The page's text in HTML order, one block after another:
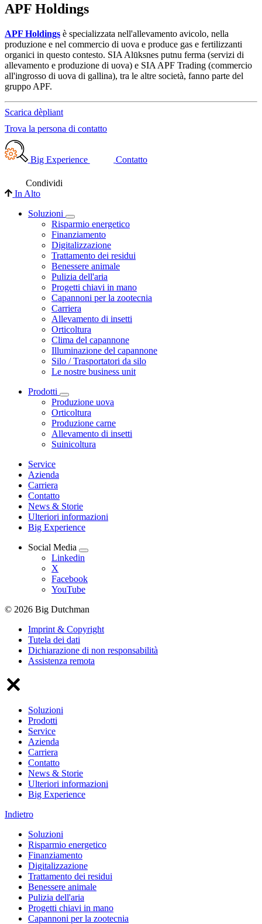
APF Holdings
APF Holdings è specializzata nell'allevamento avicolo, nella
produzione e nel commercio di uova e produce gas e fertilizzanti
organici in questo contesto. SIA Alūksnes putnu ferma (servizi di
allevamento e produzione di uova) e SIA APF Trading (commercio
all'ingrosso di uova di gallina), tra le altre società, fanno parte del
gruppo APF.
Scarica dèpliant
Trova la persona di contatto
Big Experience Contatto
Condividi
In Alto
Soluzioni
Risparmio energetico
Finanziamento
Digitalizzazione
Trattamento dei residui
Benessere animale
Pulizia dell'aria
Progetti chiavi in mano
Capannoni per la zootecnia
Carriera
Allevamento di insetti
Orticoltura
Clima del capannone
Illuminazione del capannone
Silo / Trasportatori da silo
Le nostre business unit
Prodotti
Produzione uova
Orticoltura
Produzione carne
Allevamento di insetti
Suinicoltura
Service
Azienda
Carriera
Contatto
News & Storie
Ulteriori informazioni
Big Experience
Social Media
Linkedin
X
Facebook
YouTube
© 2026 Big Dutchman
Imprint & Copyright
Tutela dei dati
Dichiarazione di non responsabilità
Assistenza remota
Soluzioni
Prodotti
Service
Azienda
Carriera
Contatto
News & Storie
Ulteriori informazioni
Big Experience
Indietro
Soluzioni
Risparmio energetico
Finanziamento
Digitalizzazione
Trattamento dei residui
Benessere animale
Pulizia dell'aria
Progetti chiavi in mano
Capannoni per la zootecnia